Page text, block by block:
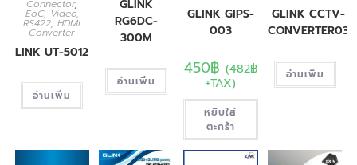
Connector,
EoC, Video,
RS422, HDMI
Converter
LINK UT-5012
อ่านเพิ่ม
GLINK
RG6DC-
300M
อ่านเพิ่ม
GLINK GIPS-
003
450฿ (482฿
+TAX)
หยิบใส่
ตะกร้า
GLINK CCTV-
CONVERTER03
อ่านเพิ่ม